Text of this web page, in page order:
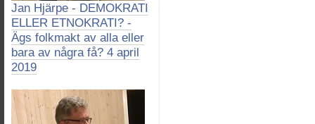
Jan Hjärpe - DEMOKRATI
ELLER ETNOKRATI? -
Ägs folkmakt av alla eller
bara av några få? 4 april
2019